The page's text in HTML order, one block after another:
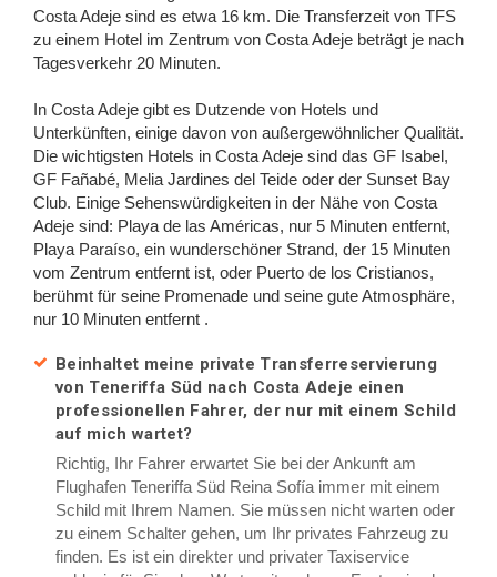
Costa Adeje sind es etwa 16 km. Die Transferzeit von TFS
zu einem Hotel im Zentrum von Costa Adeje beträgt je nach
Tagesverkehr 20 Minuten.
In Costa Adeje gibt es Dutzende von Hotels und
Unterkünften, einige davon von außergewöhnlicher Qualität.
Die wichtigsten Hotels in Costa Adeje sind das GF Isabel,
GF Fañabé, Melia Jardines del Teide oder der Sunset Bay
Club. Einige Sehenswürdigkeiten in der Nähe von Costa
Adeje sind: Playa de las Américas, nur 5 Minuten entfernt,
Playa Paraíso, ein wunderschöner Strand, der 15 Minuten
vom Zentrum entfernt ist, oder Puerto de los Cristianos,
berühmt für seine Promenade und seine gute Atmosphäre,
nur 10 Minuten entfernt .
Beinhaltet meine private Transferreservierung
von Teneriffa Süd nach Costa Adeje einen
professionellen Fahrer, der nur mit einem Schild
auf mich wartet?
Richtig, Ihr Fahrer erwartet Sie bei der Ankunft am
Flughafen Teneriffa Süd Reina Sofía immer mit einem
Schild mit Ihrem Namen. Sie müssen nicht warten oder
zu einem Schalter gehen, um Ihr privates Fahrzeug zu
finden. Es ist ein direkter und privater Taxiservice